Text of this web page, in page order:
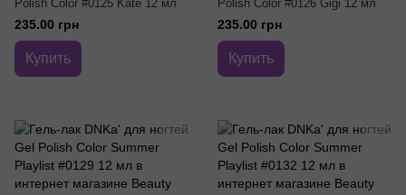
Polish Color #0125 Kate 12 мл
235.00 грн
Купить
Polish Color #0126 Gigi 12 мл
235.00 грн
Купить